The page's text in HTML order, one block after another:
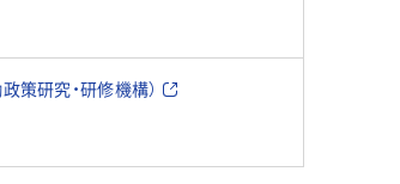
研究・研修機構）